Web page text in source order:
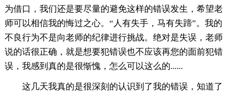
为借口，我们还是要尽量的避免这样的错误发生，希望老
师可以相信我的悔过之心。“人有失手，马有失蹄”。我的
不良行为不是向老师的纪律进行挑战。绝对是失误，老师
说的话很正确，就是想要犯错误也不应该再您的面前犯错
误，我感到真的是很惭愧，怎么可以这么的......
这几天我真的是很深刻的认识到了我的错误，知道了